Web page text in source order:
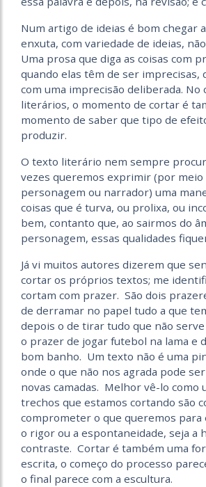
Num artigo de ideias é bom chegar
enxuta, com variedade de ideias,
Uma prosa que diga as coisas com
quando elas têm de ser imprecisas,
com uma imprecisão deliberada. No
literários, o momento de cortar é
momento de saber que tipo de
produzir.
O texto literário nem sempre
vezes queremos exprimir (por meio
personagem ou narrador) uma
coisas que é turva, ou prolixa, ou
bem, contanto que, ao sairmos do
personagem, essas qualidades
Já vi muitos autores dizerem que
cortar os próprios textos; me
cortam com prazer. São dois
de derramar no papel tudo a que
depois o de tirar tudo que não
o prazer de jogar futebol na lama e
bom banho. Um texto não é uma
onde o que não nos agrada pode
novas camadas. Melhor vê-lo como
trechos que estamos cortando são
comprometer o que queremos para
o rigor ou a espontaneidade, seja a
contraste. Cortar é também uma
escrita, o começo do processo
o final parece com a escultura.